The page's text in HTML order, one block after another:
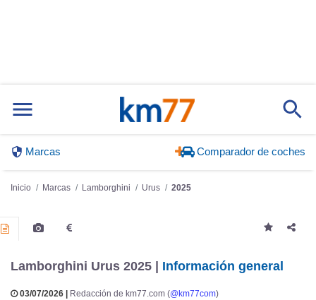
Marcas Comparador de coches
Inicio Marcas Lamborghini Urus 2025
Lamborghini Urus 2025 | Información general
03/07/2026 | Redacción de km77.com (@km77com)